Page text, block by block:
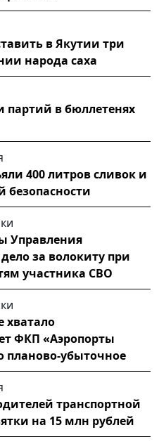
в Якутии три
народа саха
партий в бюллетенях
400 литров сливок и
безопасности
Управления
за волокиту при
участника СВО
хватало
ФКП «Аэропорты
планово-убыточное
транспортной
на 15 млн рублей